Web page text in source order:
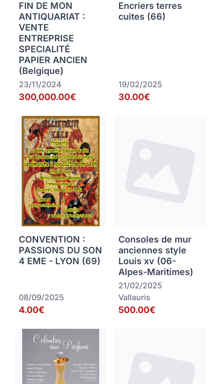
FIN DE MON
ANTIQUARIAT :
VENTE
ENTREPRISE
SPECIALITÉ
PAPIER ANCIEN
(Belgique)
23/11/2024
300,000.00€
Encriers terres
cuites (66)
19/02/2025
30.00€
CONVENTION :
PASSIONS DU SON
4 EME - LYON (69)
08/09/2025
4.00€
Consoles de mur
anciennes style
Louis xv (06-
Alpes-Maritimes)
21/02/2025
Vallauris
500.00€